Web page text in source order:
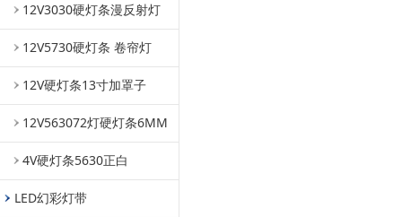
12V3030硬灯条漫反射灯
12V5730硬灯条 卷帘灯
12V硬灯条13寸加罩子
12V563072灯硬灯条6MM
4V硬灯条5630正白
LED幻彩灯带